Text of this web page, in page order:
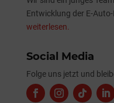
Entwicklung der E-
weiterlesen.
Social Media
Folge uns jetzt und